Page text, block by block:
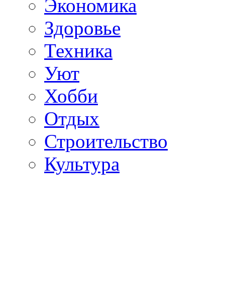
Экономика
Здоровье
Техника
Уют
Хобби
Отдых
Строительство
Культура